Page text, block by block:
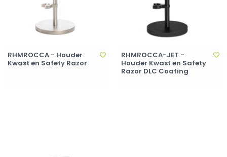
RHMROCCA - Houder
Kwast en Safety Razor
RHMROCCA-JET -
Houder Kwast en Safety
Razor DLC Coating